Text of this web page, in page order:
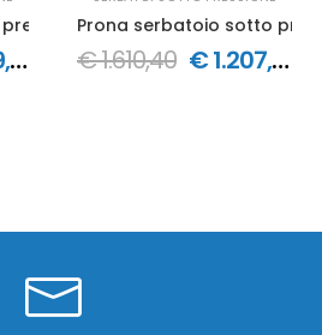
pressione 4,5 bar in acciaio inox
Prona serbatoio
€ 1.610,40 € 1.207,80